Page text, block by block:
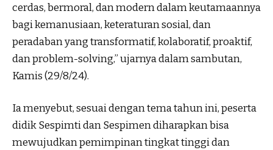
cerdas, bermoral, dan modern dalam keutamaannya
bagi kemanusiaan, keteraturan sosial, dan
peradaban yang transformatif, kolaboratif, proaktif,
dan problem-solving,” ujarnya dalam sambutan,
Kamis (29/8/24).
Ia menyebut, sesuai dengan tema tahun ini, peserta
didik Sespimti dan Sespimen diharapkan bisa
mewujudkan pemimpinan tingkat tinggi dan